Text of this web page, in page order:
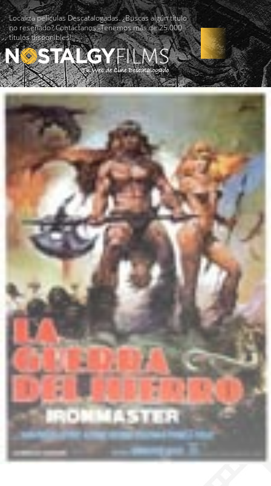
Localiza películas Descatalogadas. ¿Buscas algún título
no reseñado? Contáctanos -Tenemos más de 25.000
títulos disponibles!